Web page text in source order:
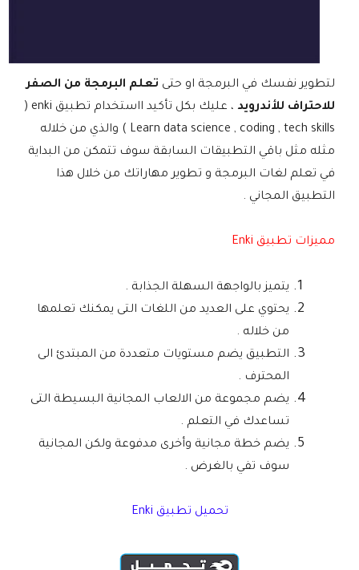
لتطوير نفسك في البرمجة او حتىتعلم البرمجة من الصفر
للاحتراف للأندرويد
، عليك بكل تأكيد ااستخدام تطبيق enki (
Learn data science , coding , tech skills‏ ) والذي من خلاله
مثله مثل باقي التطبيقات السابقة سوف تتمكن من البداية
في تعلم لغات البرمجة و تطوير مهاراتك من خلال هذا
التطبيق المجاني .
مميزات تطبيق Enki
يتميز بالواجهة السهلة الجذابة .
يحتوي على العديد من اللغات التى يمكنك تعلمها
من خلاله .
التطبيق يضم مستويات متعددة من المبتدئ الى
المحترف .
يضم مجموعة من الالعاب المجانية البسيطة التى
تساعدك في التعلم .
يضم خطة مجانية وأخرى مدفوعة ولكن المجانية
سوف تفي بالغرض .
تحميل تطبيق Enki